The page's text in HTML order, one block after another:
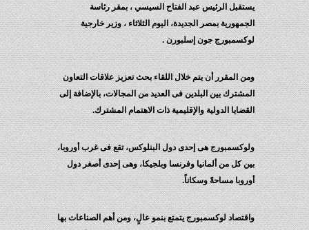
يستقبل الرئيس عبد الفتاح السيسي ، بمقر رئاسة
الجمهورية بمصر الجديدة، اليوم الثلاثاء ، وزير خارجية
لوكسمبورج جون إسلبورن .
ومن المقرر أن يتم خلال اللقاء بحث تعزيز علاقات التعاون
المشترك بين البلدين فى العديد من المجالات، بالإضافة إلى
القضايا الدولية والإقليمية ذات الاهتمام المشترك.
ولوكسمبورج هى إحدى دول البنلوكس، تقع فى غرب أوروبا،
بين كل من ألمانيا وفرنسا وبلجيكا، وهى إحدى أصغر دول
أوروبا مساحةً وسكاناً.
واقتصاد لوكسمبورج يتمتع بنمو عالٍ، ومن أهم الصناعات بها